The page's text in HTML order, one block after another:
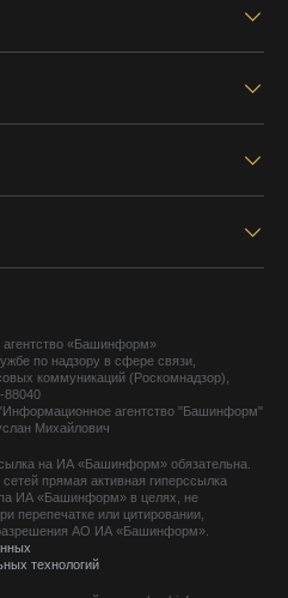
«Башинформ»
по надзору в сфере связи,
коммуникаций (Роскомнадзор),
88040
агентство "Башинформ"
Михайлович
на ИА «Башинформ» обязательна.
прямая активная гиперссылка
ИА «Башинформ» в целях, не
перепечатке или цитировании,
АО ИА «Башинформ».
технологий